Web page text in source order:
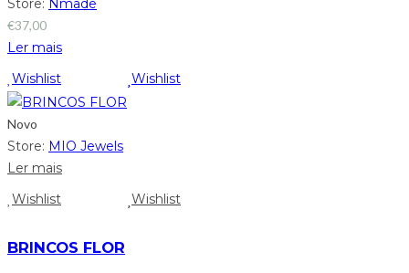
Store: Nmade
€37,00
Ler mais
Wishlist
Wishlist
Novo
Store: MIO Jewels
Ler mais
Wishlist
Wishlist
BRINCOS FLOR